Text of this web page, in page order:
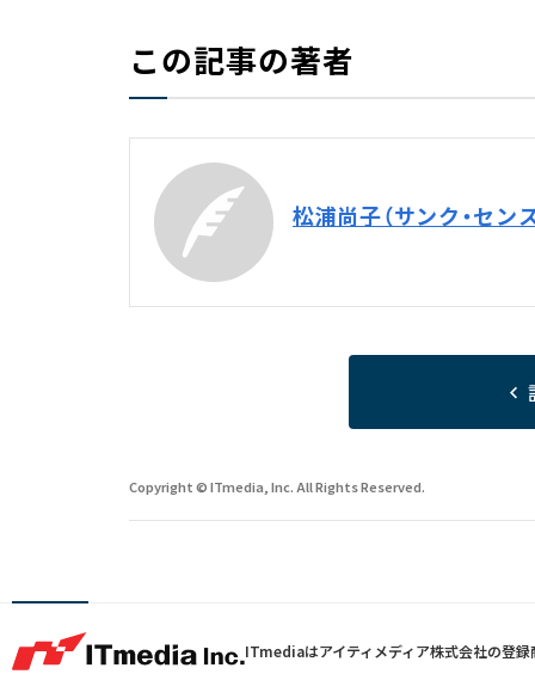
この記事の著者
松浦尚子（サンク・セン
Copyright © ITmedia, Inc. All Rights Reserved.
ITmediaはアイティメディア株式会社の登録